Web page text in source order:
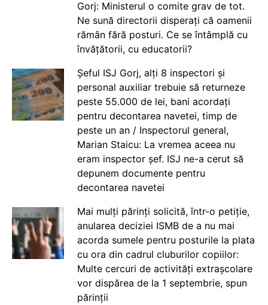
Gorj: Ministerul o comite grav de tot.
Ne sună directorii disperați că oamenii
rămân fără posturi. Ce se întâmplă cu
învățătorii, cu educatorii?
Șeful ISJ Gorj, alți 8 inspectori și
personal auxiliar trebuie să returneze
peste 55.000 de lei, bani acordați
pentru decontarea navetei, timp de
peste un an / Inspectorul general,
Marian Staicu: La vremea aceea nu
eram inspector șef. ISJ ne-a cerut să
depunem documente pentru
decontarea navetei
Mai mulți părinți solicită, într-o petiție,
anularea deciziei ISMB de a nu mai
acorda sumele pentru posturile la plata
cu ora din cadrul cluburilor copiilor:
Multe cercuri de activități extrașcolare
vor dispărea de la 1 septembrie, spun
părinții